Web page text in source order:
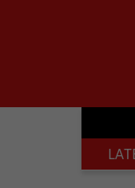
politici baklei, is dit die